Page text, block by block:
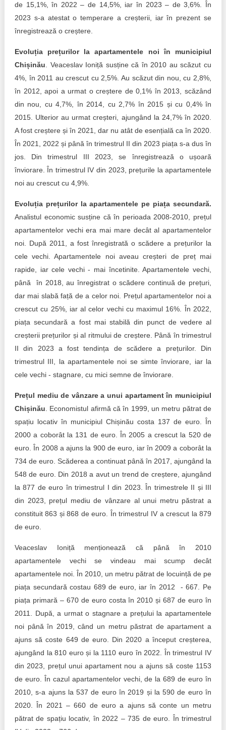
de 15,1%, în 2022 – de 14,5%, iar în 2023 – de 3,6%. În
2023 s-a atestat o temperare a creșterii, iar în prezent se
înregistrează o creștere.
Evoluția prețurilor la apartamentele noi în municipiul
Chișinău . Veaceslav Ioniță susține că în 2010 au scăzut cu
4%, în 2011 au crescut cu 2,5%. Au scăzut din nou, cu 2,8%,
în 2012, apoi a urmat o creștere de 0,1% în 2013, scăzând
din nou, cu 4,7%, în 2014, cu 2,7% în 2015 și cu 0,4% în
2015. Ulterior au urmat creșteri, ajungând la 24,7% în 2020.
A fost creștere și în 2021, dar nu atât de esențială ca în 2020.
În 2021, 2022 și până în trimestrul II din 2023 piața s-a dus în
jos. Din trimestrul III 2023, se înregistrează o ușoară
înviorare. În trimestrul IV din 2023, prețurile la apartamentele
noi au crescut cu 4,9%.
Evoluția prețurilor la apartamentele pe piața secundară.
Analistul economic susține că în perioada 2008-2010, prețul
apartamentelor vechi era mai mare decât al apartamentelor
noi. După 2011, a fost înregistrată o scădere a prețurilor la
cele vechi. Apartamentele noi aveau creșteri de preț mai
rapide, iar cele vechi - mai încetinite. Apartamentele vechi,
până în 2018, au înregistrat o scădere continuă de prețuri,
dar mai slabă față de a celor noi. Prețul apartamentelor noi a
crescut cu 25%, iar al celor vechi cu maximul 16%. În 2022,
piața secundară a fost mai stabilă din punct de vedere al
creșterii prețurilor și al ritmului de creștere. Până în trimestrul
II din 2023 a fost tendința de scădere a prețurilor. Din
trimestrul III, la apartamentele noi se simte înviorare, iar la
cele vechi - stagnare, cu mici semne de înviorare.
Prețul mediu de vânzare a unui apartament în municipiul
Chișinău . Economistul afirmă că în 1999, un metru pătrat de
spațiu locativ în municipiul Chișinău costa 137 de euro. În
2000 a coborât la 131 de euro. În 2005 a crescut la 520 de
euro. În 2008 a ajuns la 900 de euro, iar în 2009 a coborât la
734 de euro. Scăderea a continuat până în 2017, ajungând la
548 de euro. Din 2018 a avut un trend de creștere, ajungând
la 877 de euro în trimestrul I din 2023. În trimestrele II și III
din 2023, prețul mediu de vânzare al unui metru păstrat a
constituit 863 și 868 de euro. În trimestrul IV a crescut la 879
de euro.
Veaceslav Ioniță menționează că până în 2010
apartamentele vechi se vindeau mai scump decât
apartamentele noi. În 2010, un metru pătrat de locuință de pe
piața secundară costau 689 de euro, iar în 2012 - 667. Pe
piața primară – 670 de euro costa în 2010 și 687 de euro în
2011. După, a urmat o stagnare a prețului la apartamentele
noi până în 2019, când un metru păstrat de apartament a
ajuns să coste 649 de euro. Din 2020 a început creșterea,
ajungând la 810 euro și la 1110 euro în 2022. În trimestrul IV
din 2023, prețul unui apartament nou a ajuns să coste 1153
de euro. În cazul apartamentelor vechi, de la 689 de euro în
2010, s-a ajuns la 537 de euro în 2019 și la 590 de euro în
2020. În 2021 – 660 de euro a ajuns să conte un metru
pătrat de spațiu locativ, în 2022 – 735 de euro. În trimestrul